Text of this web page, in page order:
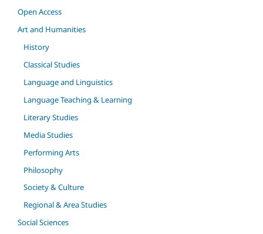
Open Access
Art and Humanities
History
Classical Studies
Language and Linguistics
Language Teaching & Learning
Literary Studies
Media Studies
Performing Arts
Philosophy
Society & Culture
Regional & Area Studies
Social Sciences